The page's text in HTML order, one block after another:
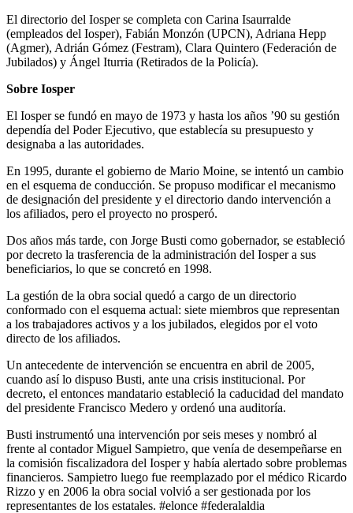
El directorio del Iosper se completa con Carina Isaurralde
(empleados del Iosper), Fabián Monzón (UPCN), Adriana Hepp
(Agmer), Adrián Gómez (Festram), Clara Quintero (Federación de
Jubilados) y Ángel Iturria (Retirados de la Policía).
Sobre Iosper
El Iosper se fundó en mayo de 1973 y hasta los años ’90 su gestión
dependía del Poder Ejecutivo, que establecía su presupuesto y
designaba a las autoridades.
En 1995, durante el gobierno de Mario Moine, se intentó un cambio
en el esquema de conducción. Se propuso modificar el mecanismo
de designación del presidente y el directorio dando intervención a
los afiliados, pero el proyecto no prosperó.
Dos años más tarde, con Jorge Busti como gobernador, se estableció
por decreto la trasferencia de la administración del Iosper a sus
beneficiarios, lo que se concretó en 1998.
La gestión de la obra social quedó a cargo de un directorio
conformado con el esquema actual: siete miembros que representan
a los trabajadores activos y a los jubilados, elegidos por el voto
directo de los afiliados.
Un antecedente de intervención se encuentra en abril de 2005,
cuando así lo dispuso Busti, ante una crisis institucional. Por
decreto, el entonces mandatario estableció la caducidad del mandato
del presidente Francisco Medero y ordenó una auditoría.
Busti instrumentó una intervención por seis meses y nombró al
frente al contador Miguel Sampietro, que venía de desempeñarse en
la comisión fiscalizadora del Iosper y había alertado sobre problemas
financieros. Sampietro luego fue reemplazado por el médico Ricardo
Rizzo y en 2006 la obra social volvió a ser gestionada por los
representantes de los estatales. #elonce #federalaldia